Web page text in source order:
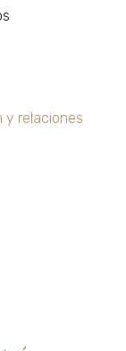
y relaciones